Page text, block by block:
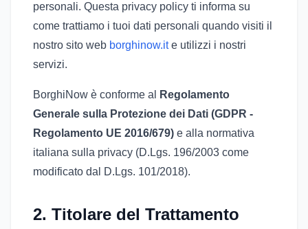
personali. Questa privacy policy ti informa su
come trattiamo i tuoi dati personali quando visiti il
nostro sito web borghinow.ite utilizzi i nostri
servizi.
BorghiNow è conforme al
Regolamento
Generale sulla Protezione dei Dati (GDPR -
Regolamento UE 2016/679) e alla normativa
italiana sulla privacy (D.Lgs. 196/2003 come
modificato dal D.Lgs. 101/2018).
2. Titolare del Trattamento